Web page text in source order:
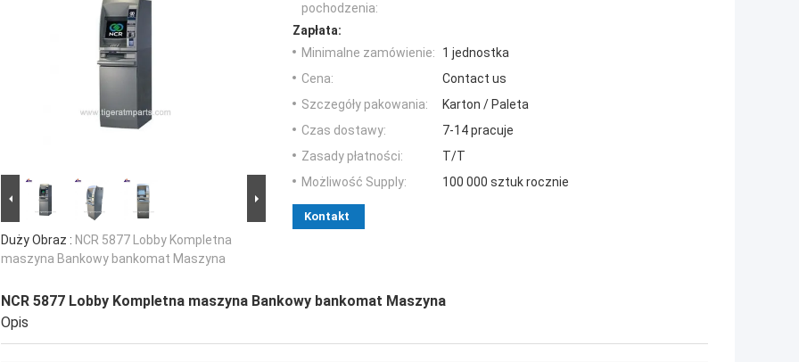
Duży Obraz : NCR 5877 Lobby Kompletna
maszyna Bankowy bankomat Maszyna
pochodzenia:
Zapłata:
Minimalne zamówienie:
1 jednostka
Cena:
Contact us
Szczegóły pakowania:
Karton / Paleta
Czas dostawy:
7-14 pracuje
Zasady płatności:
T/T
Możliwość Supply:
100 000 sztuk rocznie
Kontakt
NCR 5877 Lobby Kompletna maszyna Bankowy bankomat Maszyna
Opis